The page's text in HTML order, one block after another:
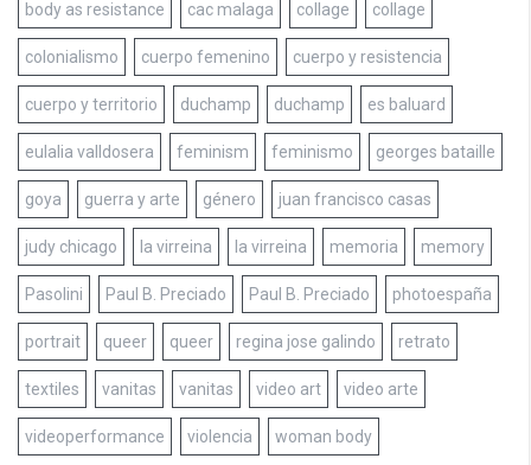
body as resistance cac malaga collage collage
colonialismo cuerpo femenino cuerpo y resistencia
cuerpo y territorio duchamp duchamp es baluard
eulalia valldosera feminism feminismo georges bataille
goya guerra y arte género juan francisco casas
judy chicago la virreina la virreina memoria memory
Pasolini Paul B. Preciado Paul B. Preciado photoespaña
portrait queer queer regina jose galindo retrato
textiles vanitas vanitas video art video arte
videoperformance violencia woman body